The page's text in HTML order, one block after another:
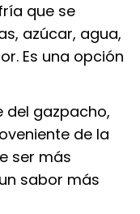
que se
azúcar, agua,
Es una opción
del gazpacho,
de la
ser más
sabor más